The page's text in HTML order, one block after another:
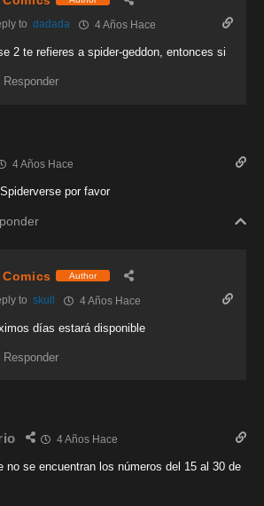
to dadada 4 Años Hace
2 te refieres a spider-geddon, entonces si
Responder
4 Años Hace
por favor
Comics Author
to skull 4 Años Hace
días estará disponible
Responder
4 Años Hace
no se encuentran los números del 15 al 30 de